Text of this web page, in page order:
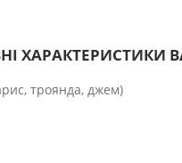
ХАРАКТЕРИСТИКИ
троянда, джем)